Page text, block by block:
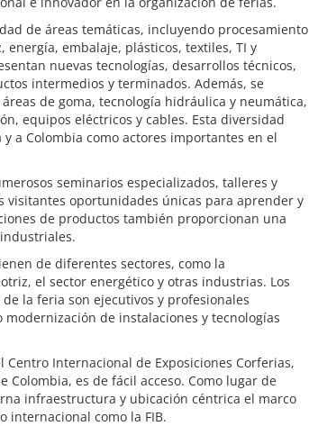
de áreas temáticas, incluyendo procesamiento
embalaje, plásticos, textiles, TI y
nuevas tecnologías, desarrollos técnicos,
intermedios y terminados. Además, se
de goma, tecnología hidráulica y neumática,
equipos eléctricos y cables. Esta diversidad
a Colombia como actores importantes en el
seminarios especializados, talleres y
visitantes oportunidades únicas para aprender y
de productos también proporcionan una
de diferentes sectores, como la
el sector energético y otras industrias. Los
la feria son ejecutivos y profesionales
de instalaciones y tecnologías
Centro Internacional de Exposiciones Corferias,
Colombia, es de fácil acceso. Como lugar de
infraestructura y ubicación céntrica el marco
internacional como la FIB.